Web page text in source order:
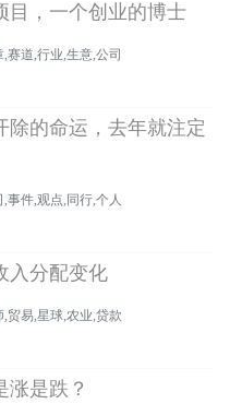
目，一个创业的博士
赛道,行业,生意,公司
除的命运，去年就注定
事件,观点,同行,个人
入分配变化
贸易,星球,农业,贷款
涨是跌？